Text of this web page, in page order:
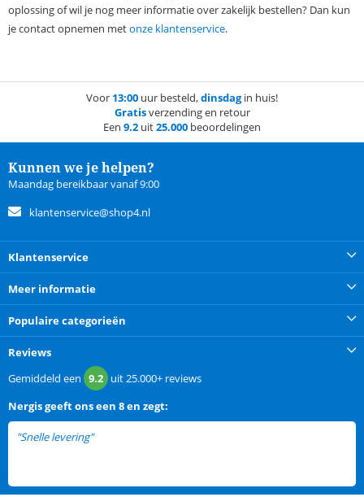
oplossing of wil je nog meer informatie over zakelijk bestellen? Dan kun
je contact opnemen metonze klantenservice.
Voor 13:00 uur besteld,dinsdagin huis!
Gratisverzending en retour
Een 9.2 uit25.000 beoordelingen
Kunnen we je helpen?
Maandag bereikbaar vanaf 9:00
klantenservice@shop4.nl
Klantenservice
Meer informatie
Populaire categorieën
Reviews
Gemiddeld een 9.2 uit25.000+ reviews
Nergisgeeft ons een 8 en zegt:
"Snelle levering"